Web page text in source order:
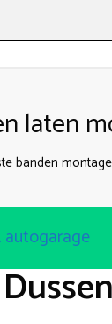
laten
banden
autogarage